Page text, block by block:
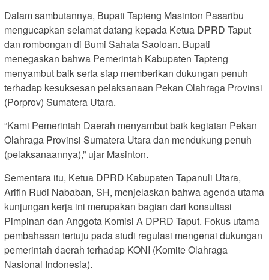
Dalam sambutannya, Bupati Tapteng Masinton Pasaribu
mengucapkan selamat datang kepada Ketua DPRD Taput
dan rombongan di Bumi Sahata Saoloan. Bupati
menegaskan bahwa Pemerintah Kabupaten Tapteng
menyambut baik serta siap memberikan dukungan penuh
terhadap kesuksesan pelaksanaan Pekan Olahraga Provinsi
(Porprov) Sumatera Utara.
“Kami Pemerintah Daerah menyambut baik kegiatan Pekan
Olahraga Provinsi Sumatera Utara dan mendukung penuh
(pelaksanaannya),” ujar Masinton.
Sementara itu, Ketua DPRD Kabupaten Tapanuli Utara,
Arifin Rudi Nababan, SH, menjelaskan bahwa agenda utama
kunjungan kerja ini merupakan bagian dari konsultasi
Pimpinan dan Anggota Komisi A DPRD Taput. Fokus utama
pembahasan tertuju pada studi regulasi mengenai dukungan
pemerintah daerah terhadap KONI (Komite Olahraga
Nasional Indonesia).